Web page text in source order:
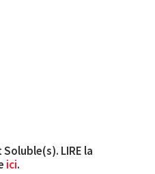
LIRE la
ici.